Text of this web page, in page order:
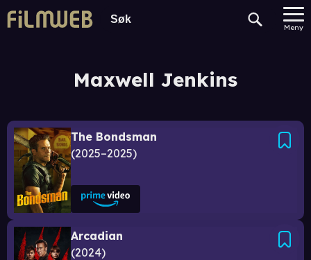
Meny
Maxwell Jenkins
The Bondsman
2025–2025
Arcadian
2024